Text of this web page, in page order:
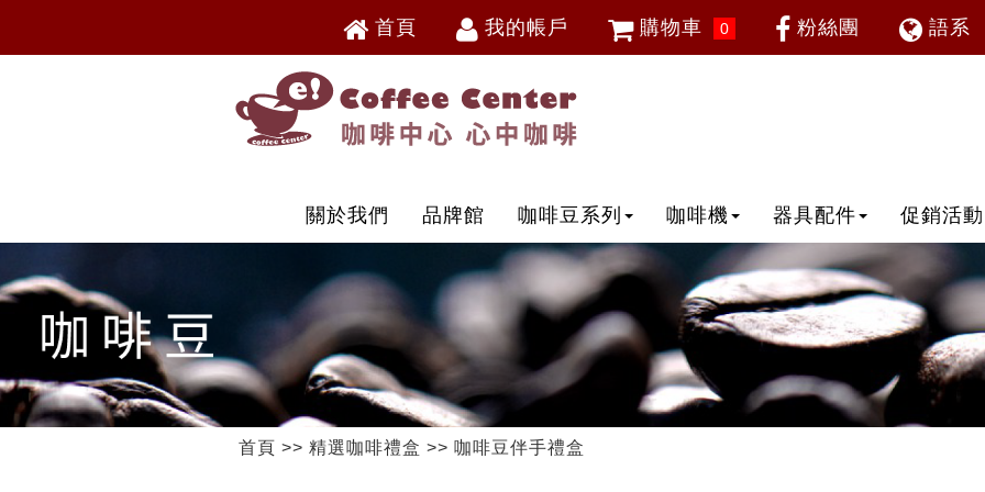
首頁 我的帳戶
忘記密碼
加入會員
VIP申請
購物車 0 粉絲團 語系
關於我們 品牌館 咖啡豆系列 咖啡機 器具配件 促銷活動
首頁 >> 精選咖啡禮盒 >> 咖啡豆伴手禮盒